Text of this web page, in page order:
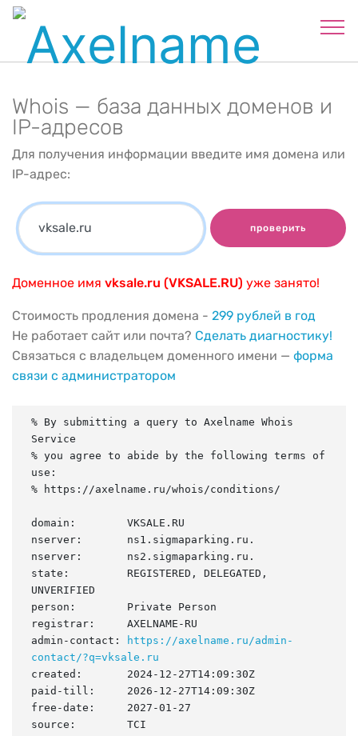
Whois — база данных доменов и
IP-адресов
Для получения информации введите имя домена или
IP-адрес:
проверить
Доменное имя vksale.ru (VKSALE.RU) уже занято!
Стоимость продления домена - 299 рублей в год
Не работает сайт или почта? Сделать диагностику!
Связаться с владельцем доменного имени — форма
связи с администратором
% By submitting a query to Axelname Whois
Service
% you agree to abide by the following terms of
use:
% https://axelname.ru/whois/conditions/
domain:        VKSALE.RU
nserver:       ns1.sigmaparking.ru.
nserver:       ns2.sigmaparking.ru.
state:         REGISTERED, DELEGATED,
UNVERIFIED
person:        Private Person
registrar:     AXELNAME-RU
admin-contact:
https://axelname.ru/admin-
contact/?q=vksale.ru
created:       2024-12-27T14:09:30Z
paid-till:     2026-12-27T14:09:30Z
free-date:     2027-01-27
source:        TCI